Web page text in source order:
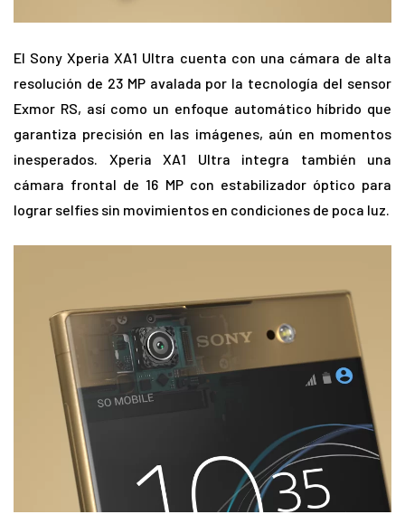
El Sony Xperia XA1 Ultra cuenta con una cámara de alta
resolución de 23 MP avalada por la tecnología del sensor
Exmor RS, así como un enfoque automático híbrido que
garantiza precisión en las imágenes, aún en momentos
inesperados. Xperia XA1 Ultra integra también una
cámara frontal de 16 MP con estabilizador óptico para
lograr selfies sin movimientos en condiciones de poca luz.